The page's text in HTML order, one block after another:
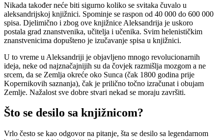
Nikada također neće biti sigurno koliko se svitaka čuvalo u
aleksandrijskoj knjižnici. Spominje se raspon od 40 000 do 600 000
spisa. Djelimično i zbog ove knjižnice Aleksandrija je uskoro
postala grad znanstvenika, učitelja i učenika. Svim helenističkim
znanstvenicima dopušteno je izučavanje spisa u knjižnici.
U to vreme u Aleksandriji je objavljeno mnogo revolucionarnih
ideja, neke od najznačajnijih su da čovjek razmišlja mozgom a ne
srcem, da se Zemlja okreće oko Sunca (čak 1800 godina prije
Kopernikovih saznanja), čak je prilično točno izračunat i obujam
Zemlje. Nažalost sve dobre stvari nekad se moraju završiti.
Što se desilo sa knjižnicom?
Vrlo često se kao odgovor na pitanje, šta se desilo sa legendarnom